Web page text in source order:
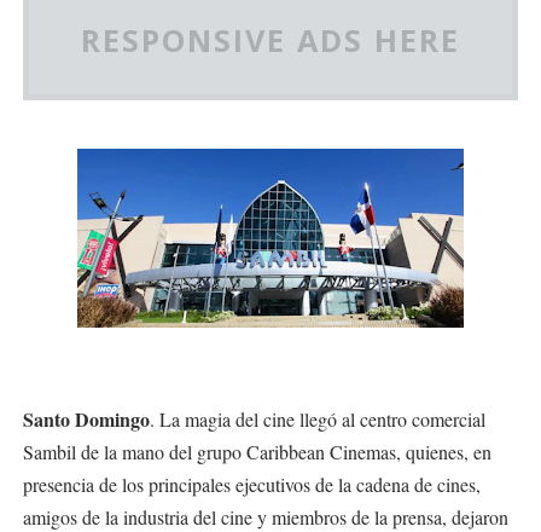
RESPONSIVE ADS HERE
Santo Domingo. La magia del cine llegó al centro comercial
Sambil de la mano del grupo Caribbean Cinemas, quienes, en
presencia de los principales ejecutivos de la cadena de cines,
amigos de la industria del cine y miembros de la prensa, dejaron